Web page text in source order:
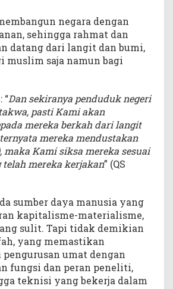
negara dengan
sehingga rahmat dan
datang dari langit dan bumi,
muslim saja namun bagi
“Dan sekiranya penduduk negeri
pasti Kami akan
mereka berkah dari langit
mereka mendustakan
maka Kami siksa mereka sesuai
telah mereka kerjakan” (QS
sumber daya manusia yang
kapitalisme-materialisme,
sulit. Tapi tidak demikian
yang memastikan
umat dengan
fungsi dan peran peneliti,
teknisi yang bekerja dalam